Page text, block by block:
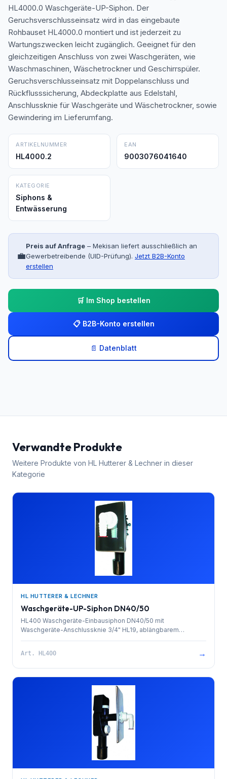
HL4000.0 Waschgeräte-UP-Siphon. Der
Geruchsverschlusseinsatz wird in das eingebaute
Rohbauset HL4000.0 montiert und ist jederzeit zu
Wartungszwecken leicht zugänglich. Geeignet für den
gleichzeitigen Anschluss von zwei Waschgeräten, wie
Waschmaschinen, Wäschetrockner und Geschirrspüler.
Geruchsverschlusseinsatz mit Doppelanschluss und
Rückflusssicherung, Abdeckplatte aus Edelstahl,
Anschlussknie für Waschgeräte und Wäschetrockner, sowie
Gewindering im Lieferumfang.
ARTIKELNUMMER
HL4000.2
EAN
9003076041640
KATEGORIE
Siphons &
Entwässerung
💼
Preis auf Anfrage – Mekisan liefert ausschließlich an
Gewerbetreibende (UID-Prüfung). Jetzt B2B-Konto
erstellen
🛒 Im Shop bestellen
📋 B2B-Konto erstellen
📄 Datenblatt
Verwandte Produkte
Weitere Produkte von HL Hutterer & Lechner in dieser
Kategorie
HL HUTTERER & LECHNER
Waschgeräte-UP-Siphon DN40/50
HL400 Waschgeräte-Einbausiphon DN40/50 mit
Waschgeräte-Anschlussknie 3/4" HL19, ablängbarem
Schalungsgehäuse, Reinigungsöffnung und Abdeckplatte
Art. HL400 →